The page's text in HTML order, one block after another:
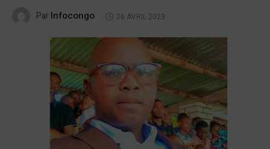
Par Infocongo 26 AVRIL 2023